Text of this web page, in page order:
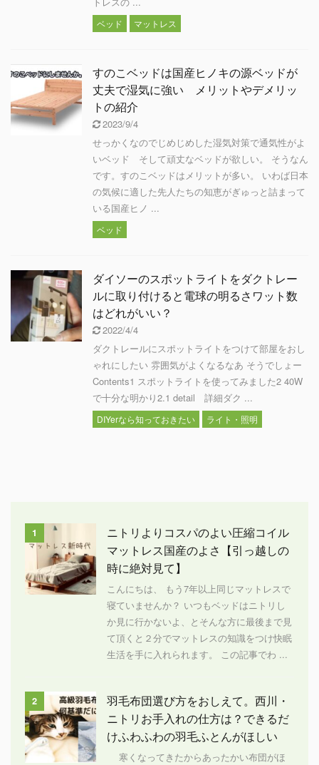
ベッド マットレス
すのこベッドは国産ヒノキの源ベッドが
丈夫で湿気に強い メリットやデメリッ
トの紹介
2023/9/4
せっかくなのでじめじめした湿気対策で通気性がよ
いベッド そして頑丈なベッドが欲しい。 そうなん
です。すのこベッドはメリットが多い。 いわば日本
の気候に適した先人たちの知恵がぎゅっと詰まって
いる国産ヒノ ...
ベッド
ダイソーのスポットライトをダクトレー
ルに取り付けると電球の明るさワット数
はどれがいい？
2022/4/4
ダクトレールにスポットライトをつけて部屋をおし
ゃれにしたい 雰囲気がよくなるなあ そうでしょー
Contents1 スポットライトを使ってみました2 40W
で十分な明かり2.1 detail 詳細ダク ...
DIYerなら知っておきたい ライト・照明
1
ニトリよりコスパのよい圧縮コイル
マットレス国産のよさ【引っ越しの
時に絶対見て】
こんにちは、 もう7年以上同じマットレスで
寝ていませんか？ いつもベッドはニトリし
か見に行かないよ、とそんな方に最後まで見
て頂くと２分でマットレスの知識をつけ快眠
生活を手に入れられます。 この記事でわ ...
2
羽毛布団選び方をおしえて。西川・
ニトリお手入れの仕方は？できるだ
けふわふわの羽毛ふとんがほしい
寒くなってきたからあったかい布団がほ